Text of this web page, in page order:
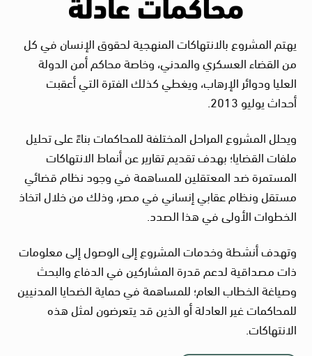
يهتم المشروع بالانتهاكات المنهجية لحقوق الإنسان في كل
من القضاء العسكري والمدني، وخاصة محاكم أمن الدولة
العليا ودوائر الإرهاب، ويغطي كذلك الفترة التي أعقبت
أحداث يوليو 2013.
ويحلل المشروع المراحل المختلفة للمحاكمات بناءً على تحليل
ملفات القضايا؛ بهدف تقديم تقارير عن أنماط الانتهاكات
المستمرة ضد المعتقلين للمساهمة في وجود نظام قضائي
مستقل ونظام عقابي إنساني في مصر، وذلك من خلال اتخاذ
الخطوات الأولى في هذا الصدد.
وتهدف أنشطة وخدمات المشروع إلى الوصول إلى معلومات
ذات مصداقية لدعم قدرة المشاركين في الدفاع والبحث
وصياغة الخطاب العام؛ للمساهمة في حماية الضحايا المدنيين
للمحاكمات غير العادلة أو الذين قد يتعرضون لمثل هذه
الانتهاكات.